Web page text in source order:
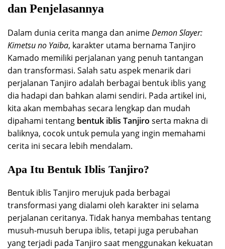
dan Penjelasannya
Dalam dunia cerita manga dan animeDemon Slayer:
Kimetsu no Yaiba, karakter utama bernama Tanjiro
Kamado memiliki perjalanan yang penuh tantangan
dan transformasi. Salah satu aspek menarik dari
perjalanan Tanjiro adalah berbagai bentuk iblis yang
dia hadapi dan bahkan alami sendiri. Pada artikel ini,
kita akan membahas secara lengkap dan mudah
dipahami tentang bentuk iblis Tanjiro serta makna di
baliknya, cocok untuk pemula yang ingin memahami
cerita ini secara lebih mendalam.
Apa Itu Bentuk Iblis Tanjiro?
Bentuk iblis Tanjiro merujuk pada berbagai
transformasi yang dialami oleh karakter ini selama
perjalanan ceritanya. Tidak hanya membahas tentang
musuh-musuh berupa iblis, tetapi juga perubahan
yang terjadi pada Tanjiro saat menggunakan kekuatan